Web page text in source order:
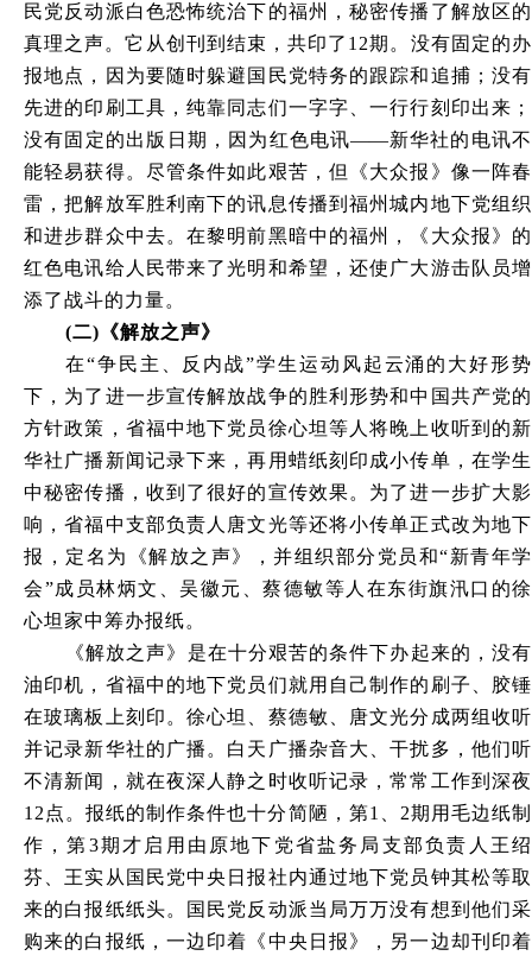
民党反动派白色恐怖统治下的福州，秘密传播了解放区的
真理之声。它从创刊到结束，共印了12期。没有固定的办
报地点，因为要随时躲避国民党特务的跟踪和追捕；没有
先进的印刷工具，纯靠同志们一字字、一行行刻印出来；
没有固定的出版日期，因为红色电讯——新华社的电讯不
能轻易获得。尽管条件如此艰苦，但《大众报》像一阵春
雷，把解放军胜利南下的讯息传播到福州城内地下党组织
和进步群众中去。在黎明前黑暗中的福州，《大众报》的
红色电讯给人民带来了光明和希望，还使广大游击队员增
添了战斗的力量。
(二)《解放之声》
在“争民主、反内战”学生运动风起云涌的大好形势
下，为了进一步宣传解放战争的胜利形势和中国共产党的
方针政策，省福中地下党员徐心坦等人将晚上收听到的新
华社广播新闻记录下来，再用蜡纸刻印成小传单，在学生
中秘密传播，收到了很好的宣传效果。为了进一步扩大影
响，省福中支部负责人唐文光等还将小传单正式改为地下
报，定名为《解放之声》，并组织部分党员和“新青年学
会”成员林炳文、吴徽元、蔡德敏等人在东街旗汛口的徐
心坦家中筹办报纸。
《解放之声》是在十分艰苦的条件下办起来的，没有
油印机，省福中的地下党员们就用自己制作的刷子、胶锤
在玻璃板上刻印。徐心坦、蔡德敏、唐文光分成两组收听
并记录新华社的广播。白天广播杂音大、干扰多，他们听
不清新闻，就在夜深人静之时收听记录，常常工作到深夜
12点。报纸的制作条件也十分简陋，第1、2期用毛边纸制
作，第3期才启用由原地下党省盐务局支部负责人王绍
芬、王实从国民党中央日报社内通过地下党员钟其松等取
来的白报纸纸头。国民党反动派当局万万没有想到他们采
购来的白报纸，一边印着《中央日报》，另一边却刊印着